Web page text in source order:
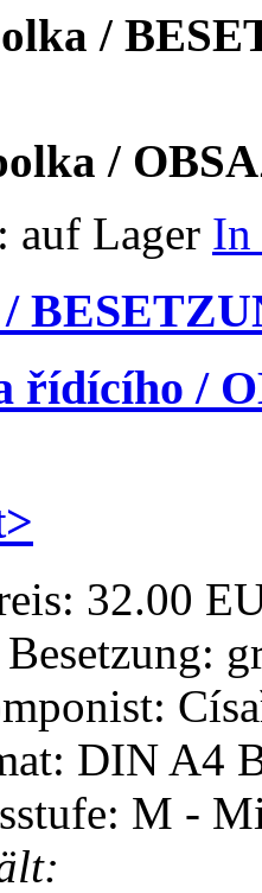
/
/
auf Lager In
řídícího /
32.00
Besetzung:
DIN A4
M -